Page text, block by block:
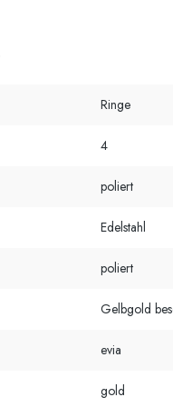
Ringe
4
poliert
Edelstahl
poliert
Gelbgold
evia
gold